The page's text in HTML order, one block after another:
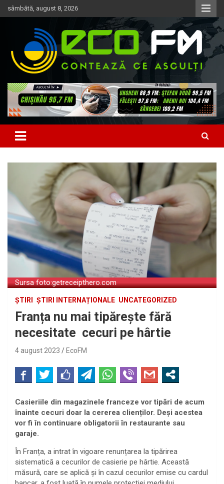
Skip
to
sâmbătă, august 8, 2026
EcoFM
Sursa foto:getreceipthero.com
ȘTIRI ȘTIRI INTERNAȚIONALE UNCATEGORIZED
Franța nu mai tipărește fără
necesitate cecuri pe hârtie
4 august 2023 EcoFM
Casieriile din magazinele franceze vor tipări de acum
înainte cecuri doar la cererea clienților. Deși acestea
vor fi în continuare obligatorii în restaurante sau
garaje.
În Franța, a intrat în vigoare renunțarea la tipărirea
sistematică a cecurilor de casierie pe hârtie. Această
măsură, care se aplică și în cazul cecurilor emise cu cardul